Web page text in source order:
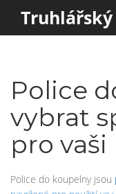
Truhlářský
Police
vybrat
pro
Police do koupelny jsou